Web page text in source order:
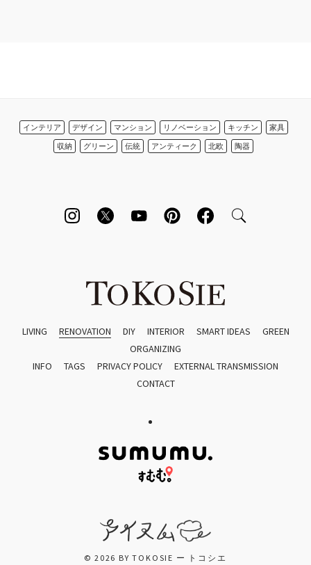
インテリア デザイン マンション リノベーション キッチン
家具
収納
グリーン 伝統 アンティーク 北欧 陶器
LIVING RENOVATION DIY INTERIOR SMART IDEAS
GREEN
ORGANIZING
INFO
TAGS PRIVACY POLICY
EXTERNAL TRANSMISSION
CONTACT
© 2026 BY TOKOSIE ー トコシエ